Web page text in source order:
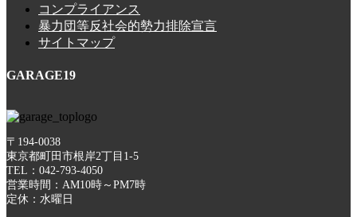
コンプライアンス
暴力団等反社会的勢力排除宣言
サイトマップ
GARAGE19
〒194-0038
東京都町田市根岸2丁目1-5
TEL：042-793-4050
営業時間：AM10時～PM7時
定休：水曜日